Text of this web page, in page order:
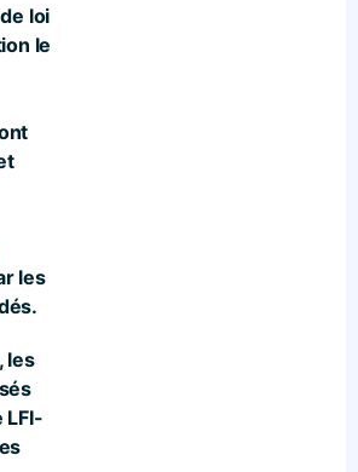
loi
le
les
les
LFI-